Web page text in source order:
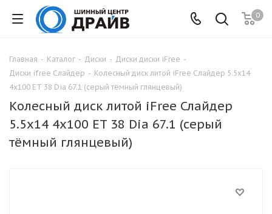
0
Главная - Каталог - Диски - Диски диски iFree -
Диски ifree Слайдер - Колесный диск литой iFree Слайдер 5.5x14
4x100 ET 38 Dia 67.1 (серый тёмный глянцевый)
Колесный диск литой iFree Слайдер
5.5x14 4x100 ET 38 Dia 67.1 (серый
тёмный глянцевый)